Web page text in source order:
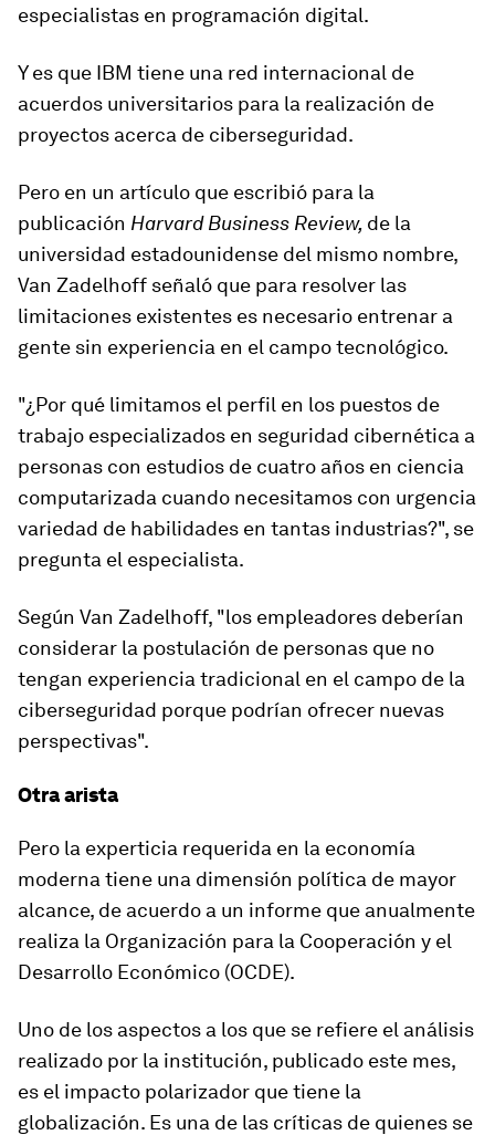
especialistas en programación digital.
Y es que IBM tiene una red internacional de
acuerdos universitarios para la realización de
proyectos acerca de ciberseguridad.
Pero en un artículo que escribió para la
publicación Harvard Business Review, de la
universidad estadounidense del mismo nombre,
Van Zadelhoff señaló que para resolver las
limitaciones existentes es necesario entrenar a
gente sin experiencia en el campo tecnológico.
"¿Por qué limitamos el perfil en los puestos de
trabajo especializados en seguridad cibernética a
personas con estudios de cuatro años en ciencia
computarizada cuando necesitamos con urgencia
variedad de habilidades en tantas industrias?", se
pregunta el especialista.
Según Van Zadelhoff, "los empleadores deberían
considerar la postulación de personas que no
tengan experiencia tradicional en el campo de la
ciberseguridad porque podrían ofrecer nuevas
perspectivas".
Otra arista
Pero la experticia requerida en la economía
moderna tiene una dimensión política de mayor
alcance, de acuerdo a un informe que anualmente
realiza la Organización para la Cooperación y el
Desarrollo Económico (OCDE).
Uno de los aspectos a los que se refiere el análisis
realizado por la institución, publicado este mes,
es el impacto polarizador que tiene la
globalización. Es una de las críticas de quienes se